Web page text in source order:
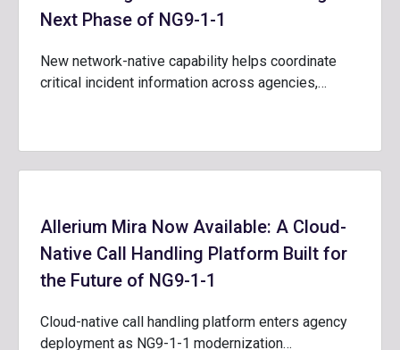
Next Phase of NG9-1-1
New network-native capability helps coordinate
critical incident information across agencies,…
Allerium Mira Now Available: A Cloud-
Native Call Handling Platform Built for
the Future of NG9-1-1
Cloud-native call handling platform enters agency
deployment as NG9-1-1 modernization…